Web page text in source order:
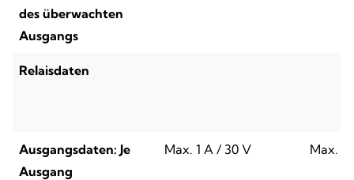
des überwachten
Ausgangs
Relaisdaten
Ausgangsdaten: Je
Ausgang
Max. 1 A / 30 V Max. 1